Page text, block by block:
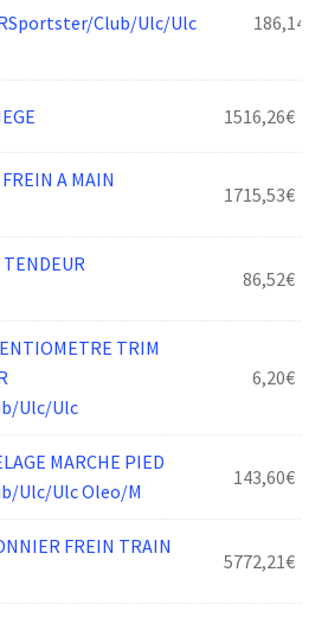
Club/Ulc/Ulc
186,14
1516,26€
A MAIN
1715,53€
86,52€
TRIM
Ulc/Ulc
6,20€
MARCHE PIED
Ulc/Ulc Oleo/M
143,60€
FREIN TRAIN
5772,21€